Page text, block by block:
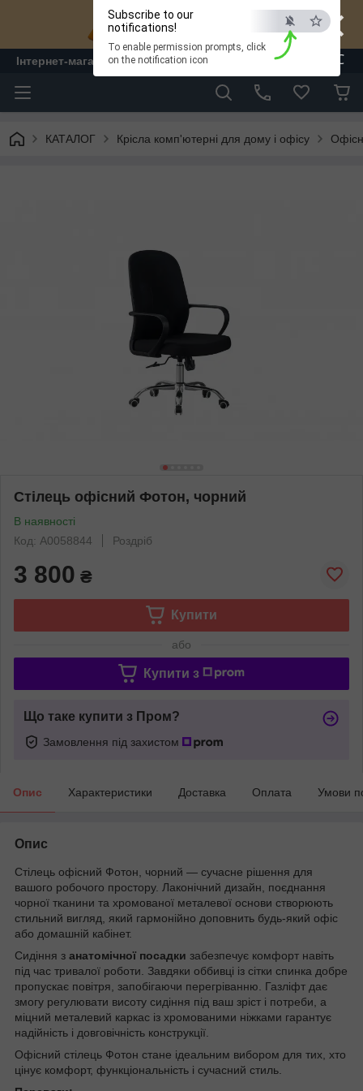
×
ESC
Subscribe to our
notifications!
To enable permission prompts, click
on the notification icon
Інтернет-магазин "ЛАМ" - меблі
КАТАЛОГ Крісла комп'ютерні для дому і офісу
Стілець офісний Фотон, чорний
В наявності
Код: А0058844
Роздріб
3 800 ₴
Купити
або
Купити з
Що таке купити з Пром?
Замовлення під захистом
Опис Характеристики Доставка Оплата Умови
Опис
Стілець офісний Фотон, чорний — сучасне рішення для
вашого робочого простору. Лаконічний дизайн, поєднання
чорної тканини та хромованої металевої основи створюють
стильний вигляд, який гармонійно доповнить будь-який офіс
або домашній кабінет.
Сидіння з анатомічної посадки забезпечує комфорт навіть
під час тривалої роботи. Завдяки оббивці із сітки спинка добре
пропускає повітря, запобігаючи перегріванню. Газліфт дає
змогу регулювати висоту сидіння під ваш зріст і потреби, а
міцний металевий каркас із хромованими ніжками гарантує
надійність і довговічність конструкції.
Офісний стілець Фотон стане ідеальним вибором для тих, хто
цінує комфорт, функціональність і сучасний стиль.